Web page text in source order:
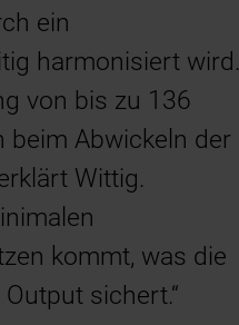
ein
harmonisiert wird.
von bis zu 136
beim Abwickeln der
Wittig.
kommt, was die
sichert.“